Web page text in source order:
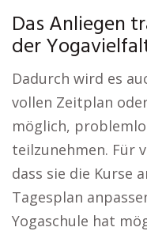
Das Anliegen
der
Dadurch wird es
vollen Zeitplan
möglich,
teilzunehmen. Für
dass sie die Kurse
Tagesplan
Yogaschule hat